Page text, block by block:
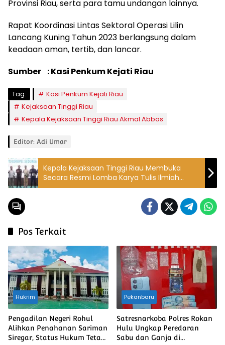
Provinsi Riau, serta para tamu undangan lainnya.
Rapat Koordinasi Lintas Sektoral Operasi Lilin
Lancang Kuning Tahun 2023 berlangsung dalam
keadaan aman, tertib, dan lancar.
Sumber : Kasi Penkum Kejati Riau
Tag:
Kasi Penkum Kejati Riau
Kejaksaan Tinggi Riau
Kepala Kejaksaan Tinggi Riau Akmal Abbas
Editor: Adi Umar
Kepala Kejaksaan Tinggi Riau Membuka
Secara Resmi Lomba Karya Tulis Ilmiah
dalam rangka Hari Anti Korupsi Sedunia
Tahun 2023 Kejaksaan Tinggi Riau
Pos Terkait
Hukrim
Pengadilan Negeri Rohul
Alihkan Penahanan Sariman
Siregar, Status Hukum Tetap
Pekanbaru
Satresnarkoba Polres Rokan
Hulu Ungkap Peredaran
Sabu dan Ganja di